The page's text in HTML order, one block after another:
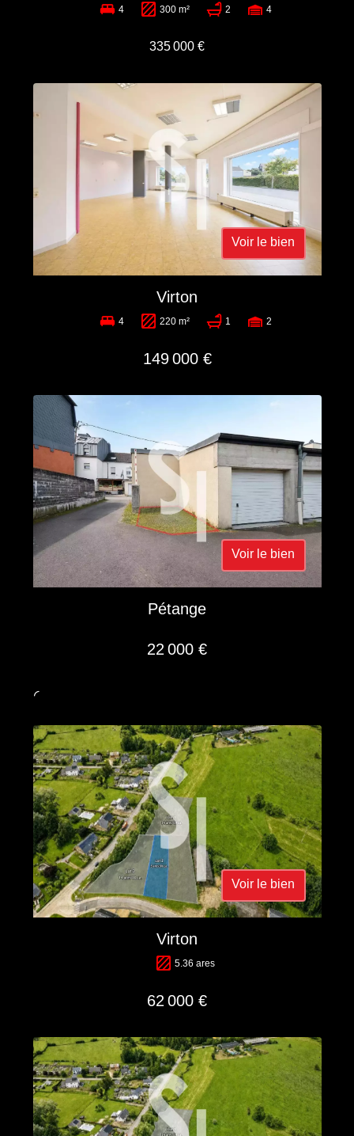
4 300 m² 2 4
335 000 €
Voir le bien
Virton
4 220 m² 1 2
149 000 €
Voir le bien
Pétange
22 000 €
Voir le bien
Virton
5.36 ares
62 000 €